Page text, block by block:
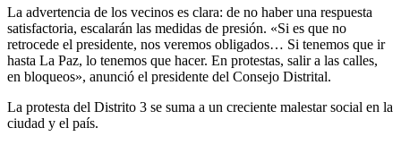
La advertencia de los vecinos es clara: de no haber una respuesta
satisfactoria, escalarán las medidas de presión. «Si es que no
retrocede el presidente, nos veremos obligados… Si tenemos que ir
hasta La Paz, lo tenemos que hacer. En protestas, salir a las calles,
en bloqueos», anunció el presidente del Consejo Distrital.
La protesta del Distrito 3 se suma a un creciente malestar social en la
ciudad y el país.